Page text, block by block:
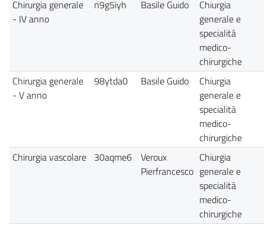
Chirurgia generale
- IV anno
n9g5iyh Basile Guido
Chiurgia
generale e
specialità
medico-
chirurgiche
Chirurgia generale
- V anno
98ytda0 Basile Guido
Chiurgia
generale e
specialità
medico-
chirurgiche
Chirurgia vascolare 30aqme6
Veroux
Pierfrancesco
Chiurgia
generale e
specialità
medico-
chirurgiche